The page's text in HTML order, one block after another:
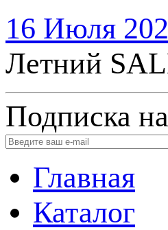
16 Июля
Летний
Подписка
Главная
Каталог